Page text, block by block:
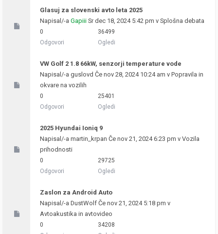
Glasuj za slovenski avto leta 2025
Napisal/-a Gapiii Sr dec 18, 2024 5:42 pm v Splošna debata
0
Odgovori
36499
Ogledi
VW Golf 2 1.8 66kW, senzorji temperature vode
Napisal/-a guslovd Če nov 28, 2024 10:24 am v Popravila in
okvare na vozilih
0
Odgovori
25401
Ogledi
2025 Hyundai Ioniq 9
Napisal/-a martin_krpan Če nov 21, 2024 6:23 pm v Vozila
prihodnosti
0
Odgovori
29725
Ogledi
Zaslon za Android Auto
Napisal/-a DustWolf Če nov 21, 2024 5:18 pm v
Avtoakustika in avtovideo
0
34208